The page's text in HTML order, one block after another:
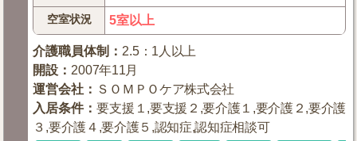
空室状況 5室以上
介護職員体制 ： 2.5：1人以上
開設 ： 2007年11月
運営会社 ： ＳＯＭＰＯケア株式会社
入居条件：要支援１,要支援２,要介護１,要介護２,要介護
３,要介護４,要介護５,認知症,認知症相談可